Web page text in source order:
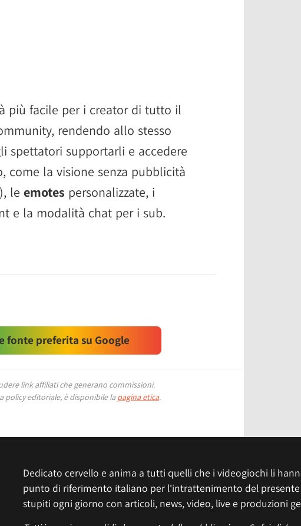
più facile per i creator di tutto il
rendendo allo stesso
spettatori supportarli e accedere
come la visione senza pubblicità
le emotes personalizzate, i
e la modalità chat per i sub.
fonte preferita su Google
link affiliati che generano commissioni.
policy editoriale, è disponibile la pagina etica.
Dedicato cervello e anima a tutti quelli che i videogiochi li
punto di riferimento italiano per l'intrattenimento del presente
stupiti ogni giorno con articoli, news, video, live e produzioni